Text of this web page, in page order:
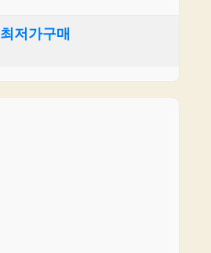
최저가구매